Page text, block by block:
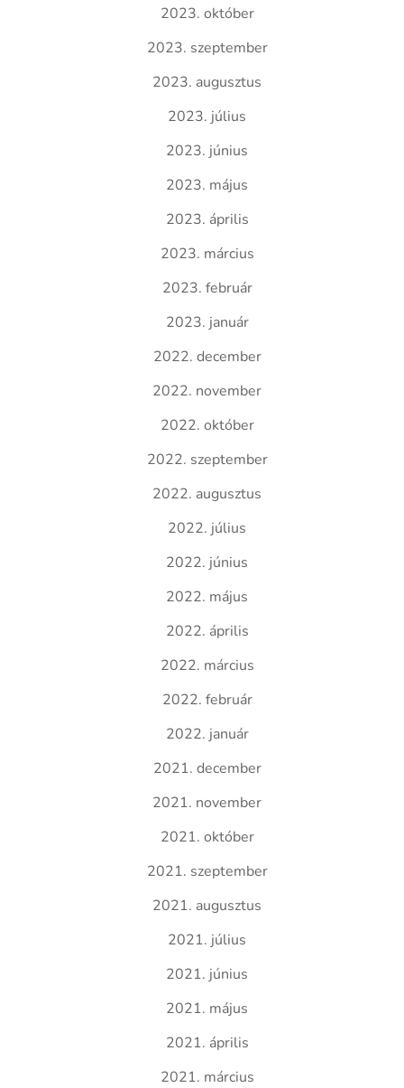
2023. október
2023. szeptember
2023. augusztus
2023. július
2023. június
2023. május
2023. április
2023. március
2023. február
2023. január
2022. december
2022. november
2022. október
2022. szeptember
2022. augusztus
2022. július
2022. június
2022. május
2022. április
2022. március
2022. február
2022. január
2021. december
2021. november
2021. október
2021. szeptember
2021. augusztus
2021. július
2021. június
2021. május
2021. április
2021. március